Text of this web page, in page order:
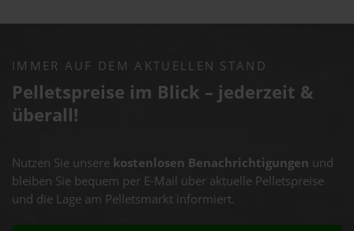
IMMER AUF DEM AKTUELLEN STAND
Pelletspreise im Blick – jederzeit &
überall!
Nutzen Sie unsere kostenlosen Benachrichtigungen und
bleiben Sie bequem per E-Mail über aktuelle Pelletspreise
und die Lage am Pelletsmarkt informiert.